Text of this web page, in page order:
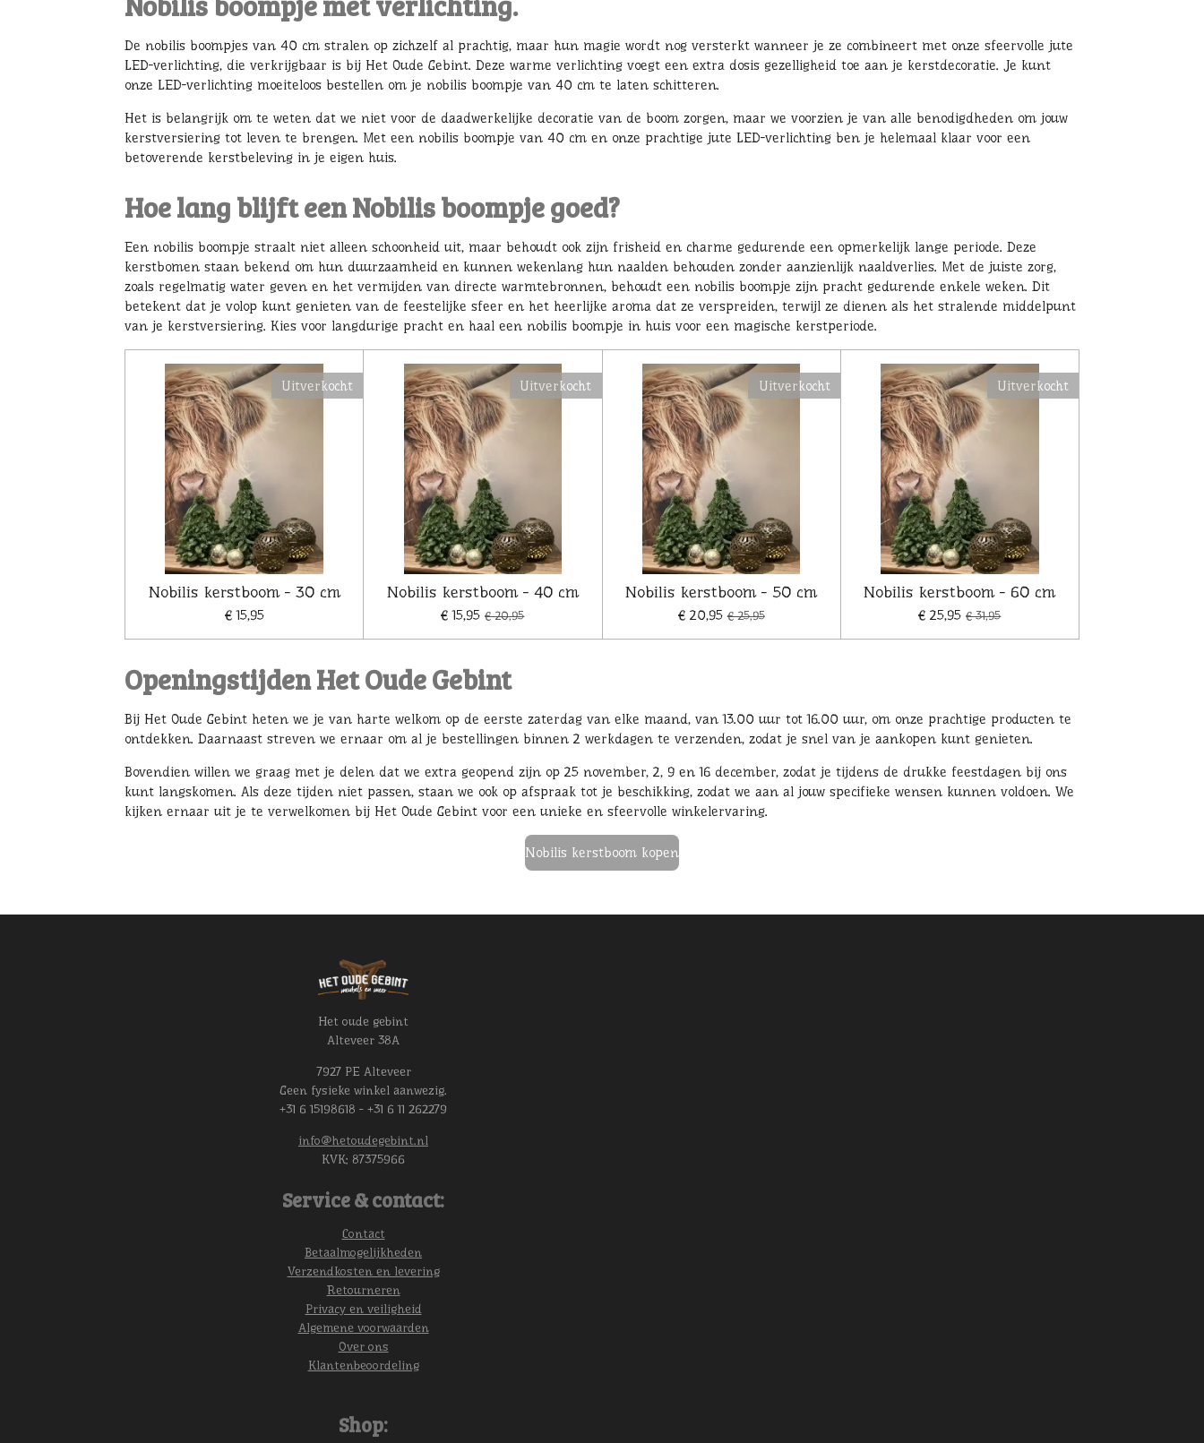
De nobilis boompjes van 40 cm stralen op zichzelf al prachtig, maar hun magie wordt nog versterkt wanneer je ze combineert met onze sfeervolle jute
LED-verlichting, die verkrijgbaar is bij Het Oude Gebint. Deze warme verlichting voegt een extra dosis gezelligheid toe aan je kerstdecoratie. Je kunt
onze LED-verlichting moeiteloos bestellen om je nobilis boompje van 40 cm te laten schitteren.
Het is belangrijk om te weten dat we niet voor de daadwerkelijke decoratie van de boom zorgen, maar we voorzien je van alle benodigdheden om jouw
kerstversiering tot leven te brengen. Met een nobilis boompje van 40 cm en onze prachtige jute LED-verlichting ben je helemaal klaar voor een
betoverende kerstbeleving in je eigen huis.
Hoe lang blijft een Nobilis boompje goed?
Een nobilis boompje straalt niet alleen schoonheid uit, maar behoudt ook zijn frisheid en charme gedurende een opmerkelijk lange periode. Deze
kerstbomen staan bekend om hun duurzaamheid en kunnen wekenlang hun naalden behouden zonder aanzienlijk naaldverlies. Met de juiste zorg,
zoals regelmatig water geven en het vermijden van directe warmtebronnen, behoudt een nobilis boompje zijn pracht gedurende enkele weken. Dit
betekent dat je volop kunt genieten van de feestelijke sfeer en het heerlijke aroma dat ze verspreiden, terwijl ze dienen als het stralende middelpunt
van je kerstversiering. Kies voor langdurige pracht en haal een nobilis boompje in huis voor een magische kerstperiode.
Uitverkocht
Nobilis kerstboom - 30 cm
€ 15,95
Uitverkocht
Nobilis kerstboom - 40 cm
€ 15,95 € 20,95
Uitverkocht
Nobilis kerstboom - 50 cm
€ 20,95 € 25,95
Uitverkocht
Nobilis kerstboom - 60 cm
€ 25,95 € 31,95
Openingstijden Het Oude Gebint
Bij Het Oude Gebint heten we je van harte welkom op de eerste zaterdag van elke maand, van 13.00 uur tot 16.00 uur, om onze prachtige producten te
ontdekken. Daarnaast streven we ernaar om al je bestellingen binnen 2 werkdagen te verzenden, zodat je snel van je aankopen kunt genieten.
Bovendien willen we graag met je delen dat we extra geopend zijn op 25 november, 2, 9 en 16 december, zodat je tijdens de drukke feestdagen bij ons
kunt langskomen. Als deze tijden niet passen, staan we ook op afspraak tot je beschikking, zodat we aan al jouw specifieke wensen kunnen voldoen. We
kijken ernaar uit je te verwelkomen bij Het Oude Gebint voor een unieke en sfeervolle winkelervaring.
Nobilis kerstboom kopen
Het oude gebint
Alteveer 38A
7927 PE Alteveer
Geen fysieke winkel aanwezig.
+31 6 15198618 - +31 6 11 262279
info@hetoudegebint.nl
KVK: 87375966
Service & contact:
Contact
Betaalmogelijkheden
Verzendkosten en levering
Retourneren
Privacy en veiligheid
Algemene voorwaarden
Over ons
Klantenbeoordeling
Shop: